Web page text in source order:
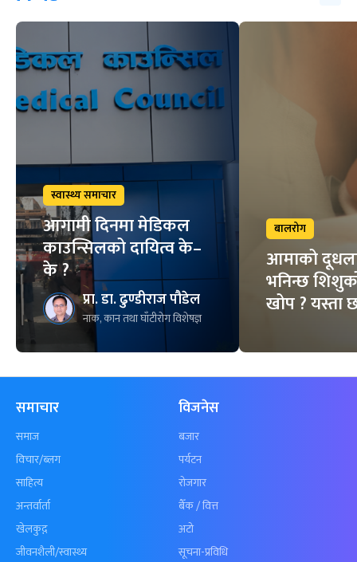
स्वास्थ्य समाचार
आगामी दिनमा मेडिकल
काउन्सिलको दायित्व के–
के ?
प्रा. डा. ढुण्डीराज पौडेल
नाक, कान तथा घाँटीरोग विशेषज्ञ
बालरोग
आमाको
भनिन्छ
खोप ? यस्ता
समाचार
समाज
विचार/ब्लग
साहित्य
अन्तर्वार्ता
खेलकुद़़
जीवनशैली/स्वास्थ्य
विजनेस
बजार
पर्यटन
रोजगार
बैँक / वित्त
अटो
सूचना-प्रविधि